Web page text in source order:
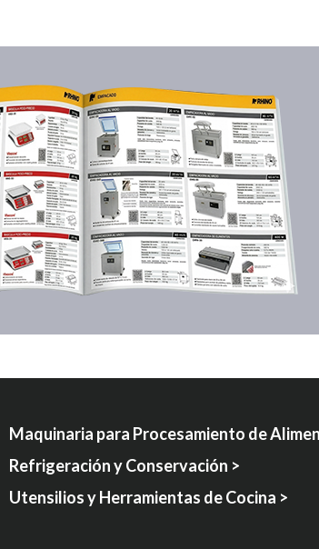
Maquinaria para Procesamiento de
Refrigeración y Conservación >
Utensilios y Herramientas de Cocina >